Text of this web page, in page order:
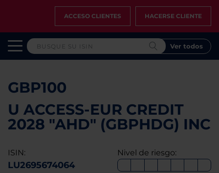
ACCESO CLIENTES HACERSE CLIENTE
Ver todos
GBP100
U ACCESS-EUR CREDIT
2028 "AHD" (GBPHDG) INC
ISIN:
LU2695674064
Nivel de riesgo: